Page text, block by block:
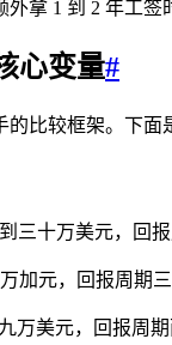
拿 1 到 2 年工
心变量#
比较框架。下
三十万美元，回
加元，回报周期
万美元，回报周